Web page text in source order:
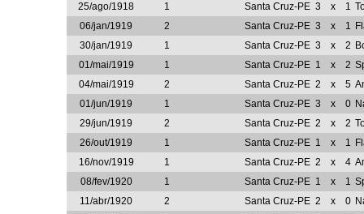
25/ago/1918
1 Santa Cruz-PE 3 x 1
06/jan/1919
2 Santa Cruz-PE 3 x 1
30/jan/1919
1 Santa Cruz-PE 3 x 2
01/mai/1919
1 Santa Cruz-PE 1 x 2
04/mai/1919
2 Santa Cruz-PE 2 x 5
01/jun/1919
1 Santa Cruz-PE 3 x 0
29/jun/1919
2 Santa Cruz-PE 2 x 2
26/out/1919
1 Santa Cruz-PE 1 x 1
16/nov/1919
1 Santa Cruz-PE 2 x 4
08/fev/1920
1 Santa Cruz-PE 1 x 1
11/abr/1920
2 Santa Cruz-PE 2 x 0